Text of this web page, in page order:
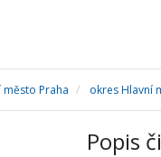
město Praha okres Hlavní
Popis